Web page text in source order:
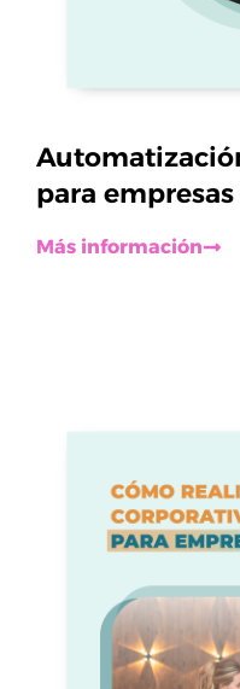
para
Más información